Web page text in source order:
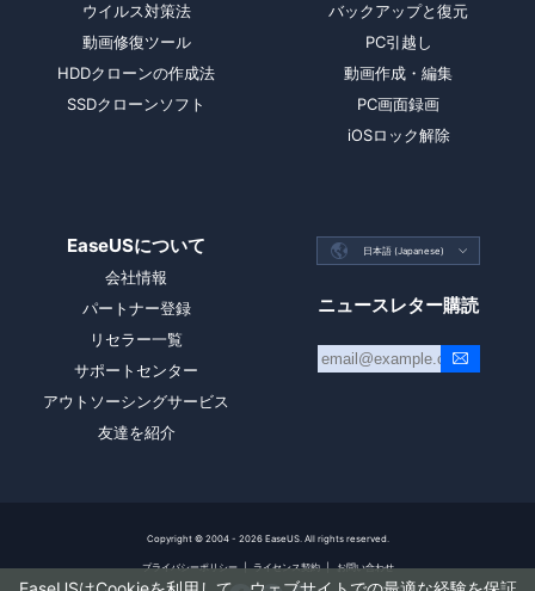
ウイルス対策法
動画修復ツール
HDDクローンの作成法
SSDクローンソフト
バックアップと復元
PC引越し
動画作成・編集
PC画面録画
iOSロック解除
EaseUSについて
会社情報
パートナー登録
リセラー一覧
サポートセンター
アウトソーシングサービス
友達を紹介
 日本語 (Japanese) 
ニュースレター購読
Copyright © 2004 - 2026EaseUS. All rights reserved.
プライバシーポリシー | ライセンス契約 | お問い合わせ